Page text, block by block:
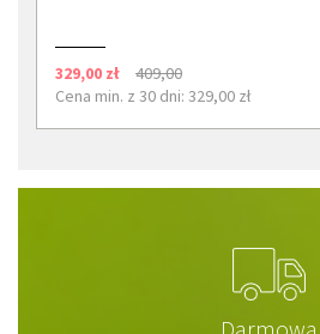
329,00 zł
409,00
Cena min. z 30 dni: 329,00 zł